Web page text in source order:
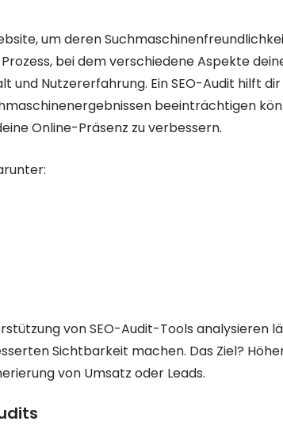
um deren
bei dem verschiedene Aspekte
Nutzererfahrung. Ein SEO-Audit hilft
beeinträchtigen
Online-Präsenz zu verbessern.
von SEO-Audit-Tools analysieren
Sichtbarkeit machen. Das Ziel?
von Umsatz oder Leads.